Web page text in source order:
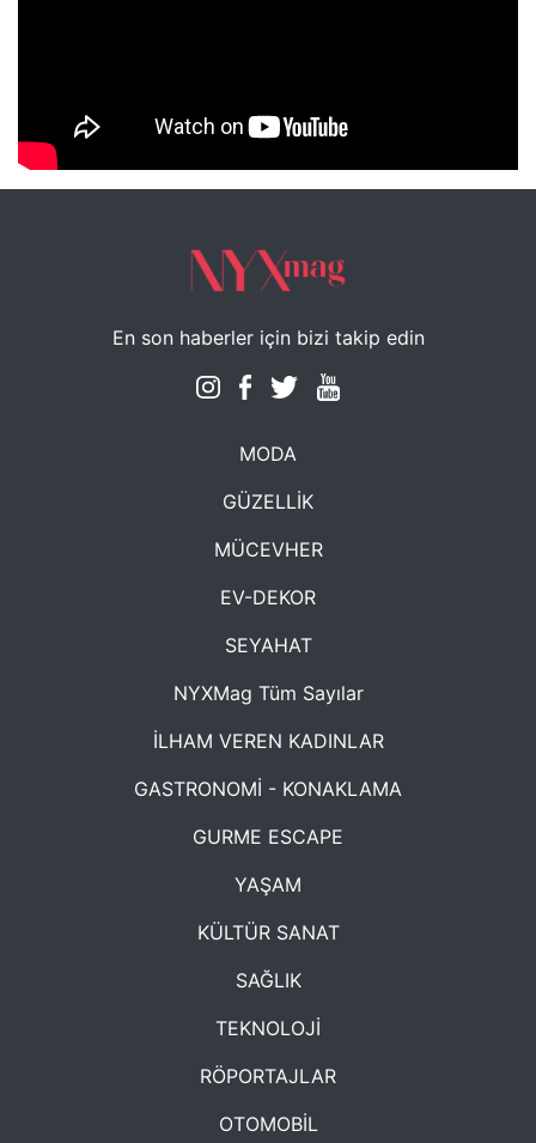
NYXmag 2. Yaş Kutlama Etkinliği
En son haberler için bizi takip edin
MODA
GÜZELLİK
MÜCEVHER
EV-DEKOR
SEYAHAT
NYXMag Tüm Sayılar
İLHAM VEREN KADINLAR
GASTRONOMİ - KONAKLAMA
GURME ESCAPE
YAŞAM
KÜLTÜR SANAT
SAĞLIK
TEKNOLOJİ
RÖPORTAJLAR
OTOMOBİL